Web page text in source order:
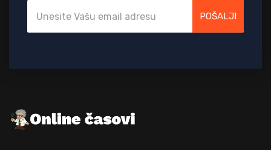
POŠALJI